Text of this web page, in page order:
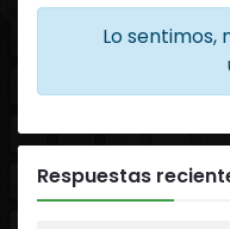
Lo sentimos,
Respuestas